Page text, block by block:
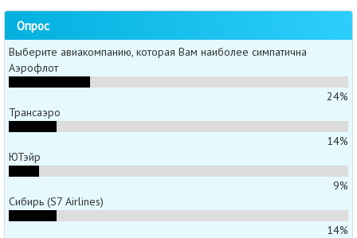
Опрос
Выберите авиакомпанию, которая Вам наиболее симпатична
Аэрофлот
24%
Трансаэро
14%
ЮТэйр
9%
Сибирь (S7 Airlines)
14%